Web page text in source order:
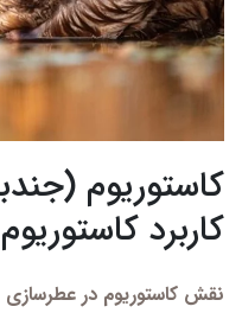
کاستوریوم
کاربرد
نقش کاستوریوم در